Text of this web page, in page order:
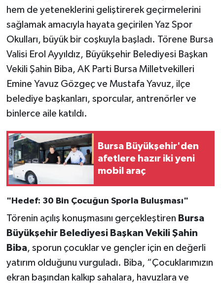
hem de yeteneklerini geliştirerek geçirmelerini
sağlamak amacıyla hayata geçirilen Yaz Spor
Okulları, büyük bir coşkuyla başladı. Törene Bursa
Valisi Erol Ayyıldız, Büyükşehir Belediyesi Başkan
Vekili Şahin Biba, AK Parti Bursa Milletvekilleri
Emine Yavuz Gözgeç ve Mustafa Yavuz, ilçe
belediye başkanları, sporcular, antrenörler ve
binlerce aile katıldı.
Bursa Büyükşehir'den
afetlere hazır iki yeni
mobil araç
"Hedef: 30 Bin Çocuğun Sporla Buluşması"
Törenin açılış konuşmasını gerçekleştiren Bursa
Büyükşehir Belediyesi Başkan Vekili Şahin
Biba, sporun çocuklar ve gençler için en değerli
yatırım olduğunu vurguladı. Biba, “Çocuklarımızın
ekran başından kalkıp sahalara, havuzlara ve